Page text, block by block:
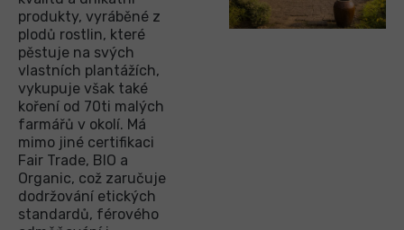
produkty, vyráběné z
plodů rostlin, které
pěstuje na svých
vlastních plantážích,
vykupuje však také
koření od 70ti malých
farmářů v okolí. Má
mimo jiné certifikaci
Fair Trade, BIO a
Organic, což zaručuje
dodržování etických
standardů, férového